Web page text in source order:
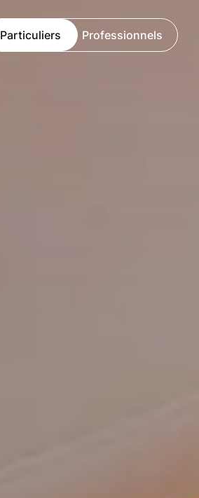
Particuliers Professionnels